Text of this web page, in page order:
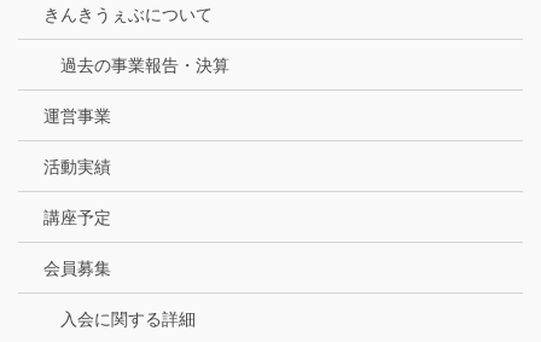
きんきうぇぶについて
過去の事業報告・決算
運営事業
活動実績
講座予定
会員募集
入会に関する詳細